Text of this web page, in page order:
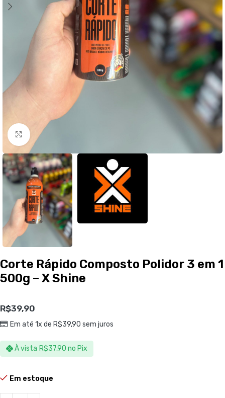
Clique para ampliar
Corte Rápido Composto Polidor 3 em 1
500g – X Shine
R$39,90
Em até 1x de R$39,90 sem juros
À vista R$37,90 no Pix
Em estoque